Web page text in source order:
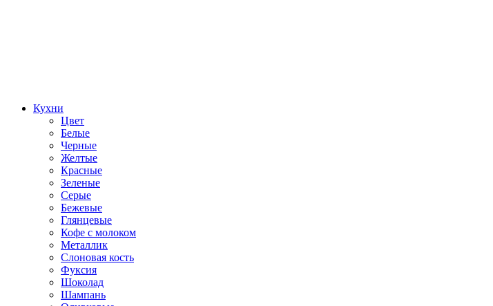
Кухни
Цвет
Белые
Черные
Желтые
Красные
Зеленые
Серые
Бежевые
Глянцевые
Кофе с молоком
Металлик
Слоновая кость
Фуксия
Шоколад
Шампань